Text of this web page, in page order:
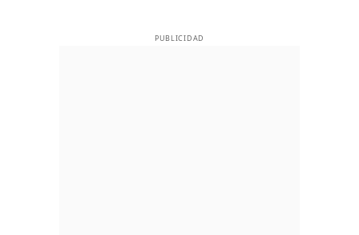
PUBLICIDAD